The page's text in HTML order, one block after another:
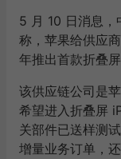
5 月 10 日消息，
称，苹果给供应
年推出首款折叠
该供应链公司是
希望进入折叠屏
关部件已送样测
增量业务订单，